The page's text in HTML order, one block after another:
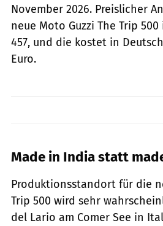
November 2026. Preislicher
neue Moto Guzzi The Trip
457, und die kostet in
Euro.
Made in India statt
Produktionsstandort für die
Trip 500 wird sehr
del Lario am Comer See in